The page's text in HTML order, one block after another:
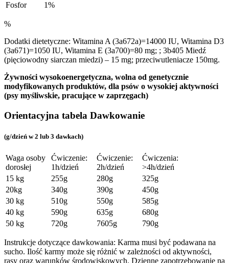
Fosfor
1%
%
Dodatki dietetyczne: Witamina A (3a672a)=14000 IU, Witamina D3
(3a671)=1050 IU, Witamina E (3a700)=80 mg; ; 3b405 Miedź
(pięciowodny siarczan miedzi) – 15 mg; przeciwutleniacze 150mg.
Żywności wysokoenergetyczna, wolna od genetycznie
modyfikowanych produktów, dla psów o wysokiej aktywności
(psy myśliwskie, pracujące w zaprzęgach)
Orientacyjna tabela Dawkowanie
(g/dzień w 2 lub 3 dawkach)
Waga osoby
dorosłej
Ćwiczenie:
1h/dzień
Ćwiczenie:
2h/dzień
Ćwiczenia:
>4h/dzień
15 kg
255g 280g
325g
20kg
340g 390g
450g
30 kg
510g 550g
585g
40 kg
590g 635g
680g
50 kg
720g 7605g 790g
Instrukcje dotyczące dawkowania: Karma musi być podawana na
sucho. Ilość karmy może się różnić w zależności od aktywności,
rasy oraz warunków środowiskowych. Dzienne zapotrzebowanie na